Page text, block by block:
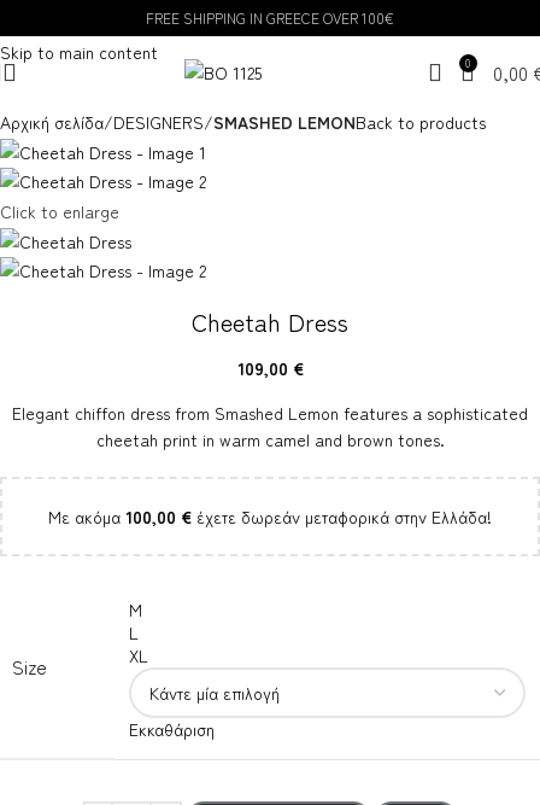
Skip to main content
FREE SHIPPING IN GREECE OVER 100€
0 0,00
Αρχική σελίδα DESIGNERS SMASHED LEMONBack to products
Click to enlarge
Cheetah Dress
109,00 €
Elegant chiffon dress from Smashed Lemon features a sophisticated
cheetah print in warm camel and brown tones.
Με ακόμα 100,00 € έχετε δωρεάν μεταφορικά στην Ελλάδα!
Size
M
L
XL
Εκκαθάριση